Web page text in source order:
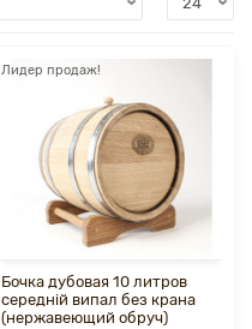
Лидер продаж!
Бочка дубовая 10 литров
середній випал без крана
(нержавеющий обруч)